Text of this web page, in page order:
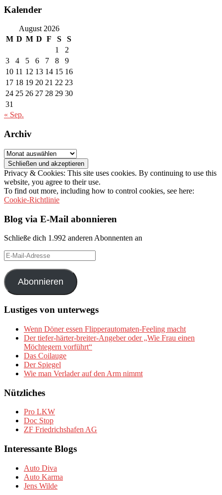
Kalender
August 2026
M D M D F S
S
1
2
3
4 5 6 7 8
9
10 11 12 13 14 15 16
17 18 19 20 21 22 23
24 25 26 27 28 29 30
31
« Sep.
Archiv
Archiv
Privacy & Cookies: This site uses cookies. By continuing to use this
website, you agree to their use.
To find out more, including how to control cookies, see here:
Cookie-Richtlinie
Blog via E-Mail abonnieren
Schließe dich 1.992 anderen Abonnenten an
E-
Mail-
Adresse
Abonnieren
Lustiges von unterwegs
Wenn Döner essen Flipperautomaten-Feeling macht
Der tiefer-härter-breiter-Angeber oder „Wie Frau einen
Möchtegern vorführt“
Das Coilauge
Der Spiegel
Wie man Verlader auf den Arm nimmt
Nützliches
Pro LKW
Doc Stop
ZF Friedrichshafen AG
Interessante Blogs
Auto Diva
Auto Karma
Jens Wilde